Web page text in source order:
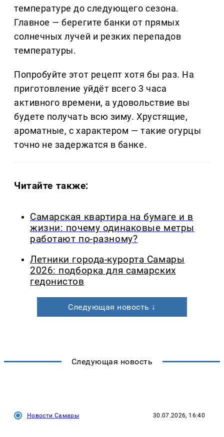
температуре до следующего сезона.
Главное — берегите банки от прямых
солнечных лучей и резких перепадов
температуры.
Попробуйте этот рецепт хотя бы раз. На
приготовление уйдёт всего 3 часа
активного времени, а удовольствие вы
будете получать всю зиму. Хрустящие,
ароматные, с характером — такие огурцы
точно не задержатся в банке.
Читайте также:
Самарская квартира на бумаге и в
жизни: почему одинаковые метры
работают по-разному?
Летники города-курорта Самары
2026: подборка для самарских
гедонистов
Следующая новость ↓
Следующая новость
Новости Самары 30.07.2026, 16:40